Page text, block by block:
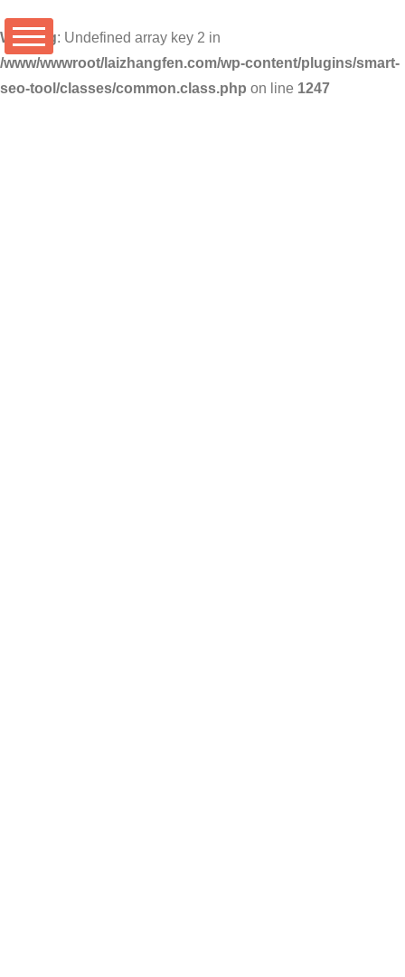
Warning: Undefined array key 2 in
/www/wwwroot/laizhangfen.com/wp-content/plugins/smart-
seo-tool/classes/common.class.php on line 1247